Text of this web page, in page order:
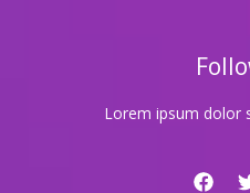
Lorem ipsum dolor